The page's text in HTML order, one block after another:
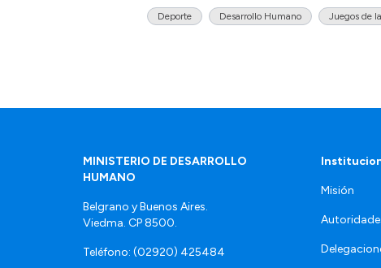
Deporte Desarrollo Humano Juegos de
MINISTERIO DE DESARROLLO
HUMANO
Belgrano y Buenos Aires.
Viedma. CP 8500.
Teléfono: (02920) 425484
Misión